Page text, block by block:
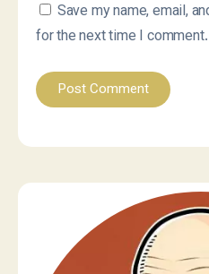
Save my name, email,
for the next time I comment.